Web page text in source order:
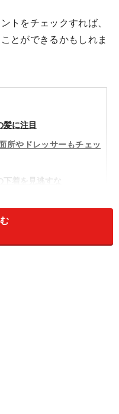
トをチェックすれば、
とができるかもしれま
髪に注目
所やドレッサーもチェッ
着を見逃すな
顔や機嫌の変化
ること